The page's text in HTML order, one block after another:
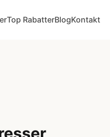
Top RabatterBlogKontakt